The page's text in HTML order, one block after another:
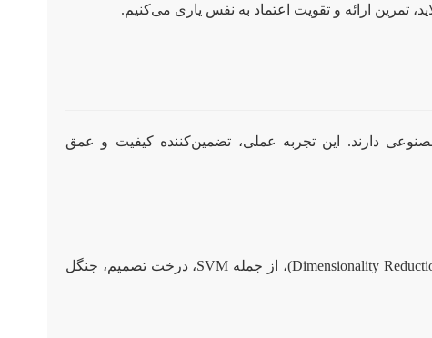
تمرین ارائه و تقویت اعتماد به نفس یاری می‌کنیم.
دارند. این تجربه عملی، تضمین‌کننده کیفیت و عمق
مشاوره در زمینه الگوریتم‌های طبقه‌بندی (Classification)، رگرسیون (Regression)، خوشه‌بندی (Clustering) و کاهش ابعاد (Dimensionality Reduction)، از جمله SVM، درخت تصمیم، جنگل